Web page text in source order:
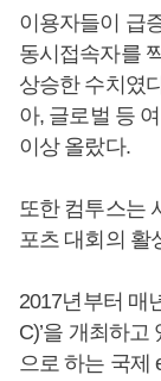
이용자들이 급
동시접속자를
상승한 수치였
아, 글로벌 등
이상 올랐다.
또한 컴투스는
포츠 대회의 활
2017년부터 매
C)’을 개최하
으로 하는 국제